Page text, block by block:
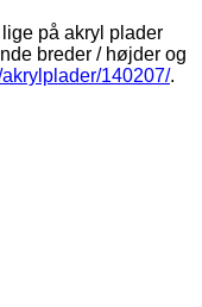
på akryl plader
breder / højder og
140207/.